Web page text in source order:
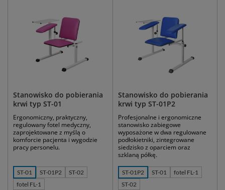
Stanowisko do pobierania
krwi typ ST-01
Ergonomiczny, praktyczny,
regulowany fotel medyczny,
zaprojektowane z myślą o
komforcie pacjenta i wygodzie
pracy personelu.
ST-01 ST-01P2
ST-02
fotel FL-1
Stanowisko do pobierania
krwi typ ST-01P2
Profesjonalne i ergonomiczne
stanowisko zabiegowe
wyposażone w dwa regulowane
podłokietniki, zintegrowane
siedzisko z oparciem oraz
szklaną półkę.
ST-01P2 ST-01
fotel FL-1
ST-02